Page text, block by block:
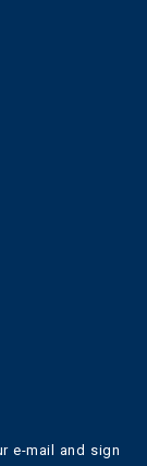
e-mail and sign